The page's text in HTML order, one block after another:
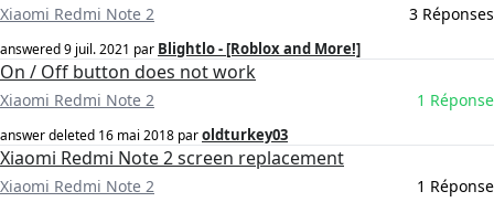
Xiaomi Redmi Note 2 3 Réponses
answered9 juil. 2021 par Blightlo - [Roblox and More!]
On / Off button does not work
Xiaomi Redmi Note 2 1 Réponse
answer deleted 16 mai 2018 paroldturkey03
Xiaomi Redmi Note 2 screen replacement
Xiaomi Redmi Note 2 1 Réponse